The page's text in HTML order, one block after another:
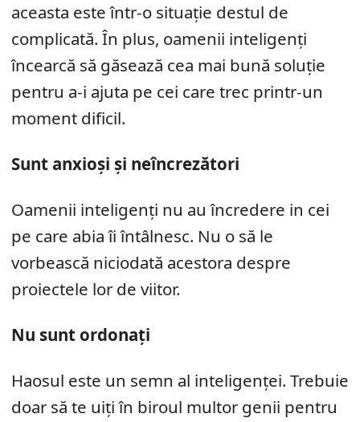
aceasta este într-o situație destul de
complicată. În plus, oamenii inteligenți
încearcă să găsează cea mai bună soluție
pentru a-i ajuta pe cei care trec printr-un
moment dificil.
Sunt anxioși și neîncrezători
Oamenii inteligenți nu au încredere in cei
pe care abia îi întâlnesc. Nu o să le
vorbească niciodată acestora despre
proiectele lor de viitor.
Nu sunt ordonați
Haosul este un semn al inteligenței. Trebuie
doar să te uiți în biroul multor genii pentru